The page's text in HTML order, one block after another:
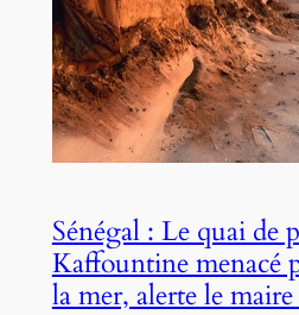
Sénégal : Le quai de
Kaffountine menacé
la mer, alerte le